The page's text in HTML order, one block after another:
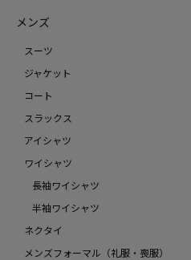
メンズ
スーツ
ジャケット
コート
スラックス
アイシャツ
ワイシャツ
長袖ワイシャツ
半袖ワイシャツ
ネクタイ
メンズフォーマル（礼服・喪服）